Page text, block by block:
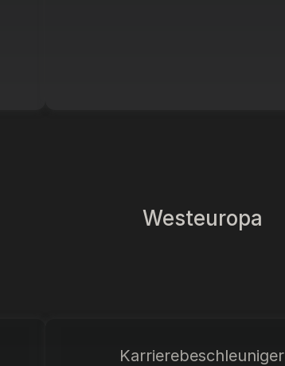
Westeuropa
Karrierebeschleuniger